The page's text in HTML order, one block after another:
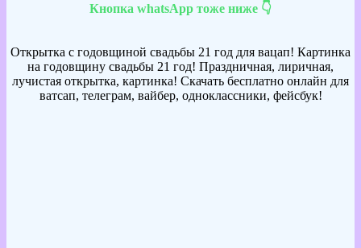
Кнопка whatsApp тоже ниже 👇
Открытка с годовщиной свадьбы 21 год для вацап! Картинка
на годовщину свадьбы 21 год! Праздничная, лиричная,
лучистая открытка, картинка! Скачать бесплатно онлайн для
ватсап, телеграм, вайбер, одноклассники, фейсбук!